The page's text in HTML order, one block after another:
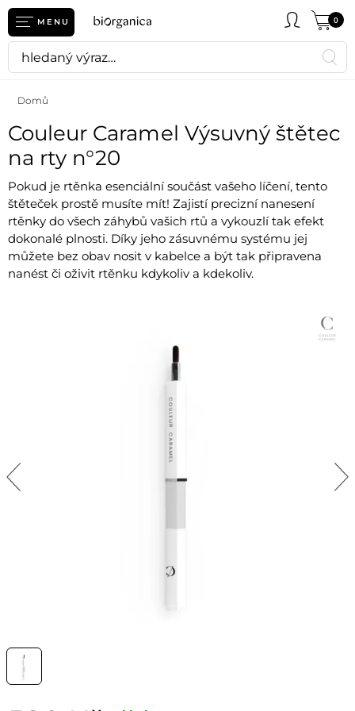
MENU 0
Domů
Couleur Caramel Výsuvný štětec
na rty n°20
Pokud je rtěnka esenciální součást vašeho líčení, tento
štěteček prostě musíte mít! Zajistí precizní nanesení
rtěnky do všech záhybů vašich rtů a vykouzlí tak efekt
dokonalé plnosti. Díky jeho zásuvnému systému jej
můžete bez obav nosit v kabelce a být tak připravena
nanést či oživit rtěnku kdykoliv a kdekoliv.